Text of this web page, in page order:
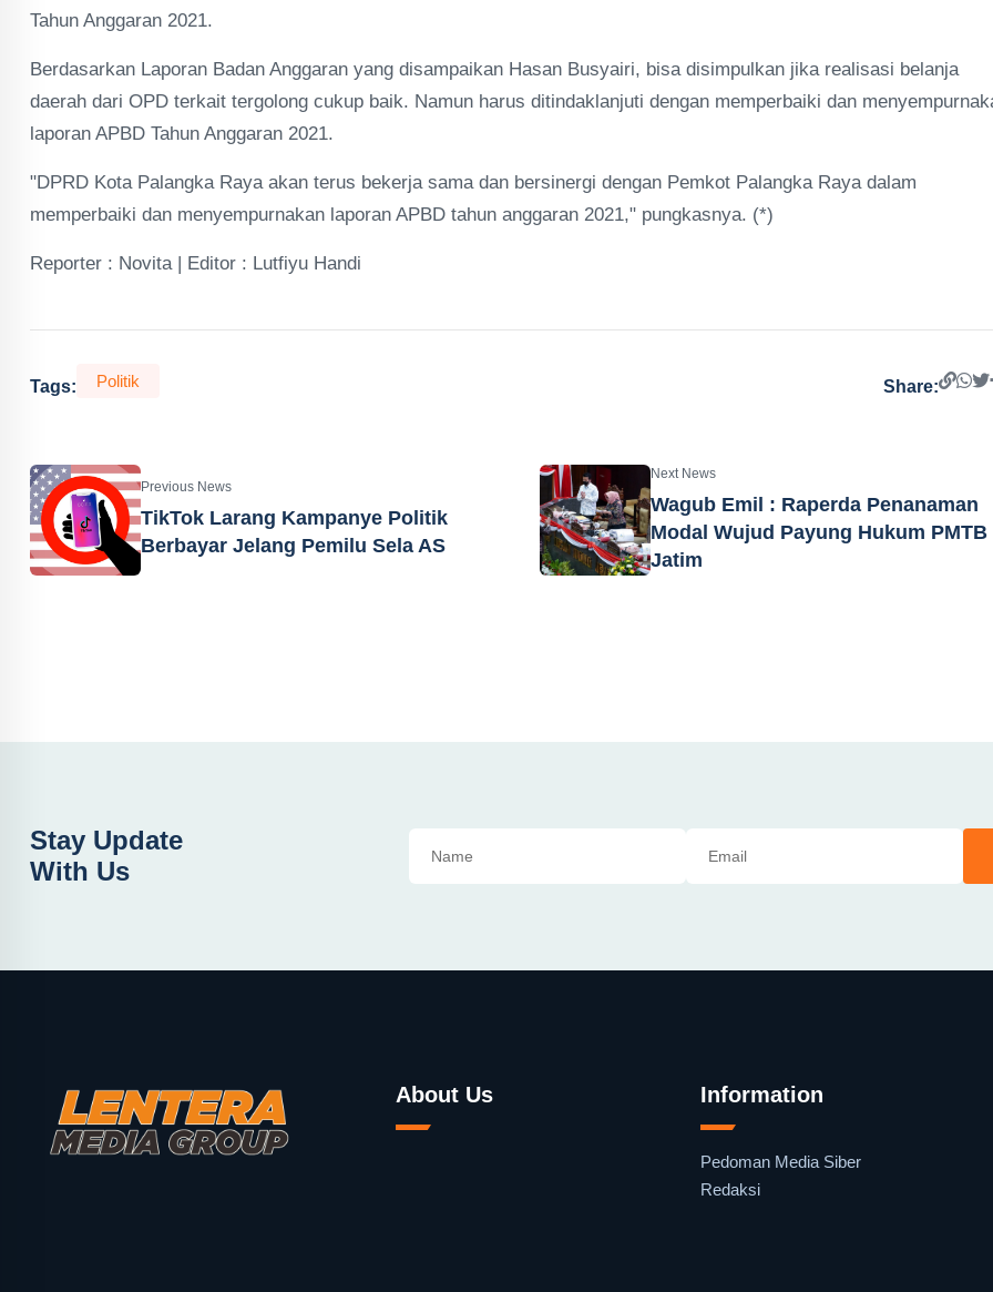
Tahun Anggaran 2021.
Berdasarkan Laporan Badan Anggaran yang disampaikan Hasan Busyairi, bisa disimpulkan jika realisasi belanja
daerah dari OPD terkait tergolong cukup baik. Namun harus ditindaklanjuti dengan memperbaiki dan
laporan APBD Tahun Anggaran 2021.
"DPRD Kota Palangka Raya akan terus bekerja sama dan bersinergi dengan Pemkot Palangka Raya dalam
memperbaiki dan menyempurnakan laporan APBD tahun anggaran 2021," pungkasnya. (*)
Reporter : Novita | Editor : Lutfiyu Handi
Tags: Politik Share:
Previous News
TikTok Larang Kampanye Politik
Berbayar Jelang Pemilu Sela AS
Next News
Wagub Emil : Raperda Penanaman
Modal Wujud Payung Hukum PMTB
Jatim
Stay Update
With Us
About Us Information
Pedoman Media Siber
Redaksi